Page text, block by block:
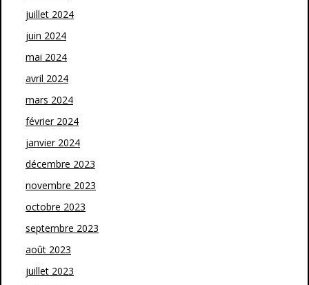
juillet 2024
juin 2024
mai 2024
avril 2024
mars 2024
février 2024
janvier 2024
décembre 2023
novembre 2023
octobre 2023
septembre 2023
août 2023
juillet 2023